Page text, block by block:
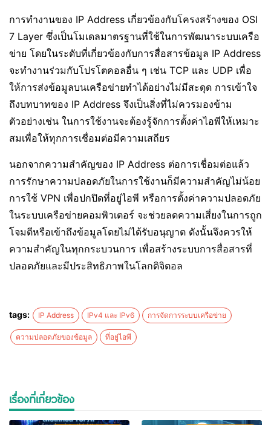
การทำงานของ IP Address เกี่ยวข้องกับโครงสร้างของ OSI
7 Layer ซึ่งเป็นโมเดลมาตรฐานที่ใช้ในการพัฒนาระบบเครือ
ข่าย โดยในระดับที่เกี่ยวข้องกับการสื่อสารข้อมูล IP Address
จะทำงานร่วมกับโปรโตคอลอื่น ๆ เช่น TCP และ UDP เพื่อ
ให้การส่งข้อมูลบนเครือข่ายทำได้อย่างไม่มีสะดุด การเข้าใจ
ถึงบทบาทของ IP Address จึงเป็นสิ่งที่ไม่ควรมองข้าม
ตัวอย่างเช่น ในการใช้งานจะต้องรู้จักการตั้งค่าไอพีให้เหมาะ
สมเพื่อให้ทุกการเชื่อมต่อมีความเสถียร
นอกจากความสำคัญของ IP Address ต่อการเชื่อมต่อแล้ว
การรักษาความปลอดภัยในการใช้งานก็มีความสำคัญไม่น้อย
การใช้ VPN เพื่อปกปิดที่อยู่ไอพี หรือการตั้งค่าความปลอดภัย
ในระบบเครือข่ายคอมพิวเตอร์ จะช่วยลดความเสี่ยงในการถูก
โจมตีหรือเข้าถึงข้อมูลโดยไม่ได้รับอนุญาต ดังนั้นจึงควรให้
ความสำคัญในทุกกระบวนการ เพื่อสร้างระบบการสื่อสารที่
ปลอดภัยและมีประสิทธิภาพในโลกดิจิตอล
tags: IP Address IPv4 และ IPv6 การจัดการระบบเครือข่าย
ความปลอดภัยของข้อมูล ที่อยู่ไอพี
เรื่องที่เกี่ยวข้อง